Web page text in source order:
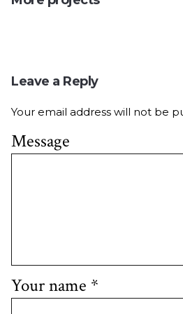
Leave a Reply
Your email address will not be
Message
Your name *